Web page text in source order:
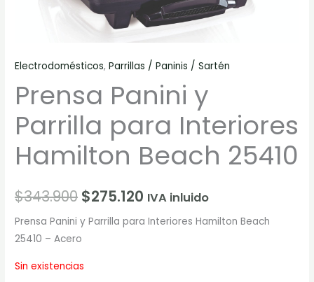
Electrodomésticos,Parrillas / Paninis / Sartén
Prensa Panini y
Parrilla para Interiores
Hamilton Beach 25410
$343.900 $275.120 IVA inluido
Prensa Panini y Parrilla para Interiores Hamilton Beach
25410 – Acero
Sin existencias